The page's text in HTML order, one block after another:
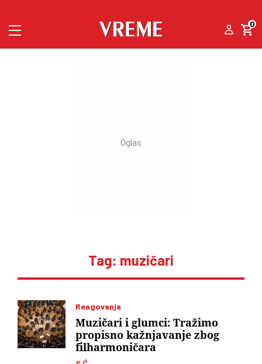
0
Tag: muzičari
Reagovanja
Muzičari i glumci: Tražimo
propisno kažnjavanje zbog
filharmoničara